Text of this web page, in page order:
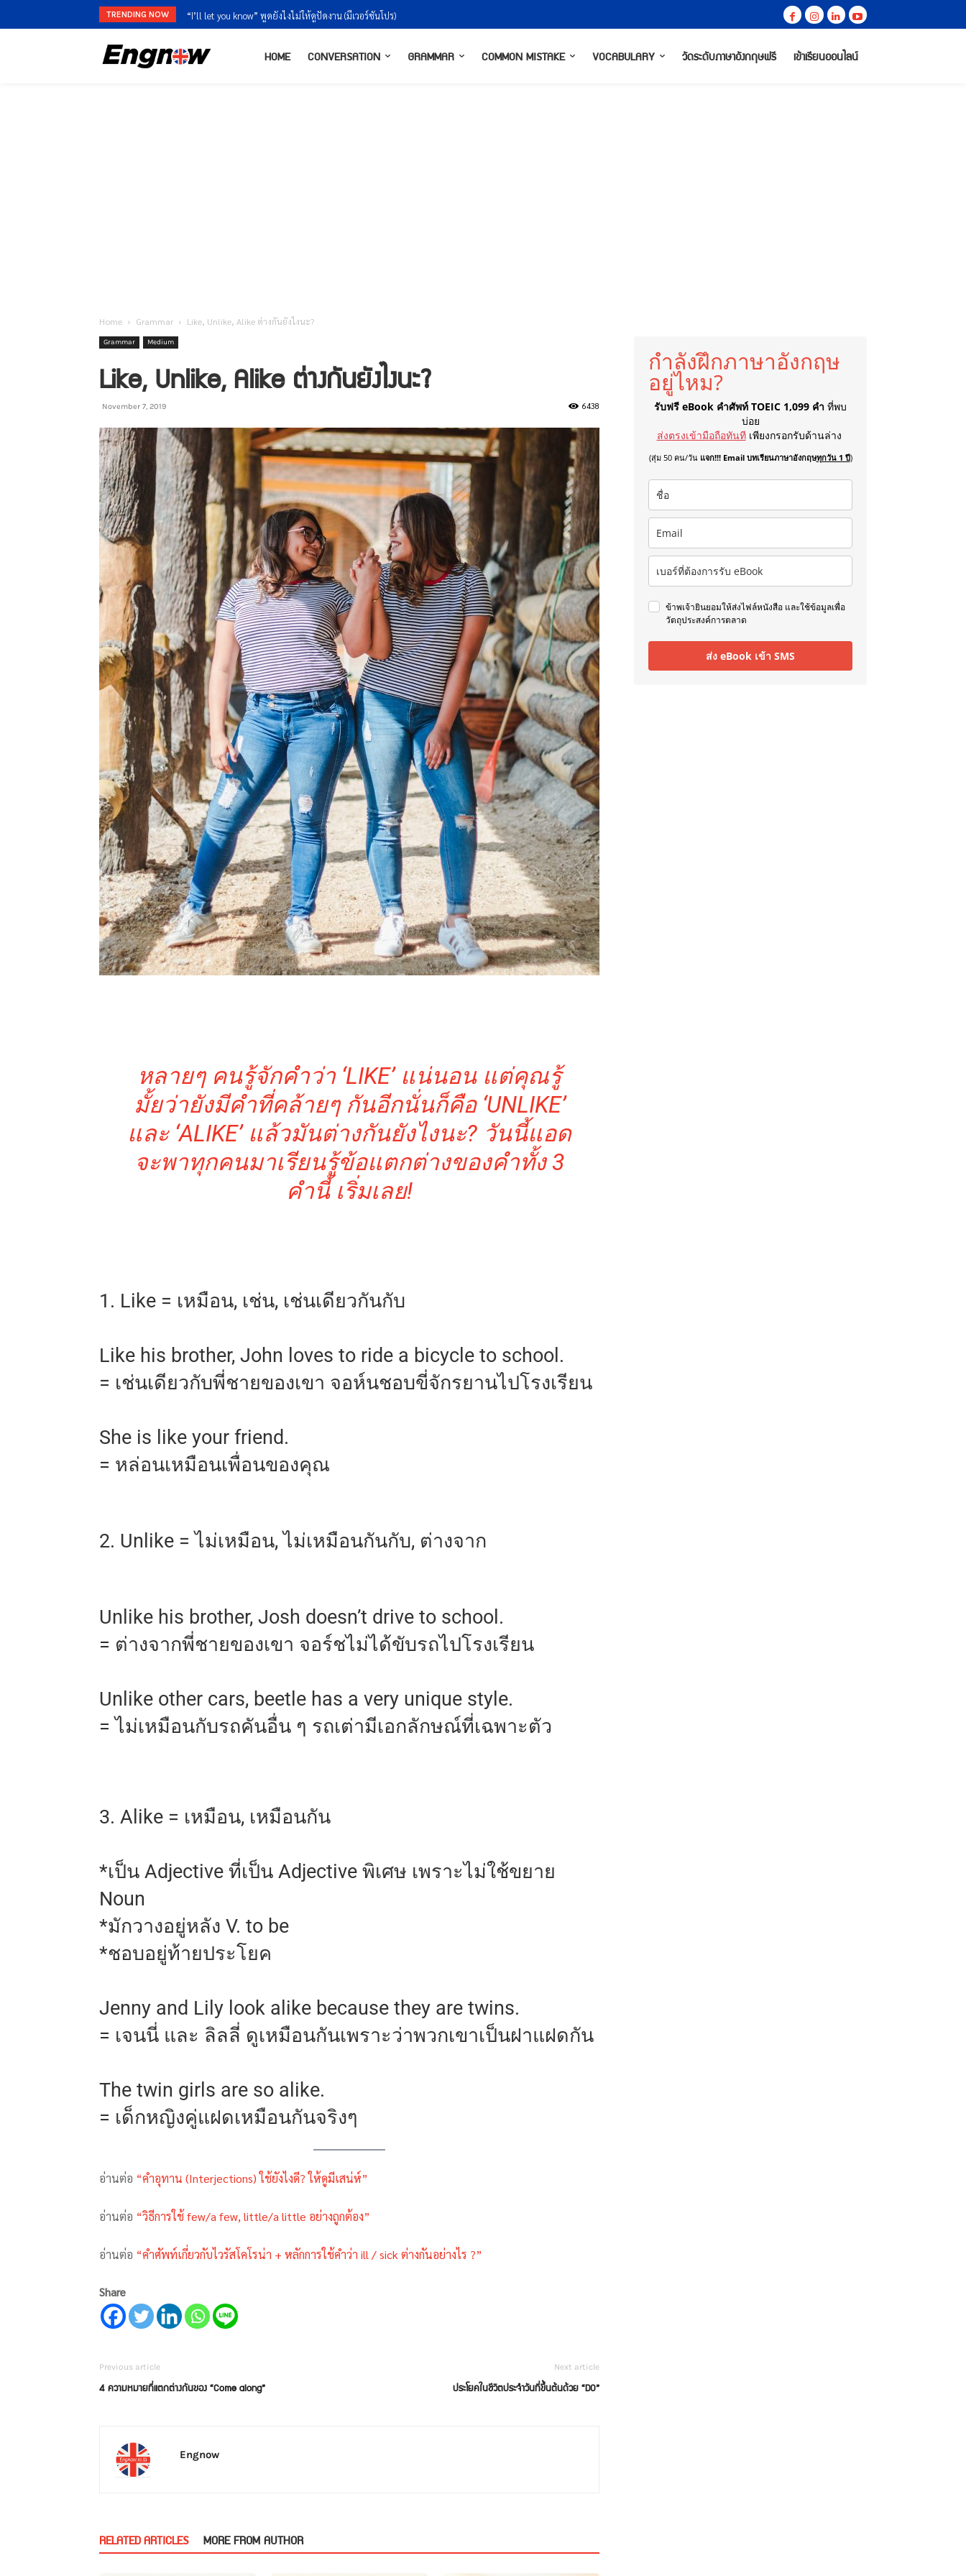
TRENDING NOW “I’ll let you know” พูดยังไงไม่ให้ดูปัดงาน (มีเวอร์ชันโปร)
“I’m finished” vs “I’m done” ใช้ต่างกันยังไงให้ธรรมชาติ
HOME CONVERSATION GRAMMAR COMMON MISTAKE VOCABULARY วัดระดับภาษาอังกฤษฟรี เข้าเรียนออนไลน์
Home Grammar Like, Unlike, Alike ต่างกันยังไงนะ?
Grammar Medium
Like, Unlike, Alike ต่างกันยังไงนะ?
November 7, 2019 6438
หลายๆ คนรู้จักคำว่า ‘LIKE’ แน่นอน แต่คุณรู้
มั้ยว่ายังมีคำที่คล้ายๆ กันอีกนั่นก็คือ ‘UNLIKE’
และ ‘ALIKE’ แล้วมันต่างกันยังไงนะ? วันนี้แอด
จะพาทุกคนมาเรียนรู้ข้อแตกต่างของคำทั้ง 3
คำนี้ เริ่มเลย!
1. Like = เหมือน, เช่น, เช่นเดียวกันกับ
Like his brother, John loves to ride a bicycle to school.
= เช่นเดียวกับพี่ชายของเขา จอห์นชอบขี่จักรยานไปโรงเรียน
She is like your friend.
= หล่อนเหมือนเพื่อนของคุณ
2. Unlike = ไม่เหมือน, ไม่เหมือนกันกับ, ต่างจาก
Unlike his brother, Josh doesn’t drive to school.
= ต่างจากพี่ชายของเขา จอร์ชไม่ได้ขับรถไปโรงเรียน
Unlike other cars, beetle has a very unique style.
= ไม่เหมือนกับรถคันอื่น ๆ รถเต่ามีเอกลักษณ์ที่เฉพาะตัว
3. Alike = เหมือน, เหมือนกัน
*เป็น Adjective ที่เป็น Adjective พิเศษ เพราะไม่ใช้ขยาย
Noun
*มักวางอยู่หลัง V. to be
*ชอบอยู่ท้ายประโยค
Jenny and Lily look alike because they are twins.
= เจนนี่ และ ลิลลี่ ดูเหมือนกันเพราะว่าพวกเขาเป็นฝาแฝดกัน
The twin girls are so alike.
= เด็กหญิงคู่แฝดเหมือนกันจริงๆ
อ่านต่อ “คำอุทาน (Interjections) ใช้ยังไงดี? ให้ดูมีเสน่ห์”
อ่านต่อ “วิธีการใช้ few/a few, little/a little อย่างถูกต้อง”
อ่านต่อ “คำศัพท์เกี่ยวกับไวรัสโคโรน่า + หลักการใช้คำว่า ill / sick ต่างกันอย่างไร ?”
Share
Previous article
4 ความหมายที่แตกต่างกันของ “Come along”
Next article
ประโยคในชีวิตประจำวันที่ขึ้นต้นด้วย “DO”
Engnow
RELATED ARTICLES MORE FROM AUTHOR
กำลังฝึกภาษาอังกฤษ
อยู่ไหม?
รับฟรี eBook คำศัพท์ TOEIC 1,099 คำ ที่พบ
บ่อย
ส่งตรงเข้ามือถือทันที เพียงกรอกรับด้านล่าง
(สุ่ม 50 คน/วัน แจก!!! Email บทเรียนภาษาอังกฤษทุกวัน 1 ปี)
ข้าพเจ้ายินยอมให้ส่งไฟล์หนังสือ และใช้ข้อมูลเพื่อ
วัตถุประสงค์การตลาด
ส่ง eBook เข้า SMS